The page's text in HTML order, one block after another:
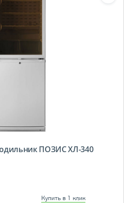
ПОЗИС ХЛ-340
Купить в 1 клик